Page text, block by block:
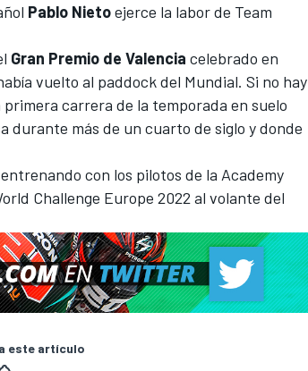
Pablo Nietoejerce la labor de Team
Gran Premio de Valencia celebrado en
vuelto al paddock del Mundial. Si no hay
carrera de la temporada en suelo
durante más de un cuarto de siglo y donde
con los pilotos de la Academy
Challenge Europe 2022 al volante del
este artículo